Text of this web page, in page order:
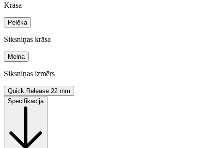
Krāsa
Pelēka
Siksniņas krāsa
Melna
Siksniņas izmērs
Quick Release 22 mm
Specifikācija